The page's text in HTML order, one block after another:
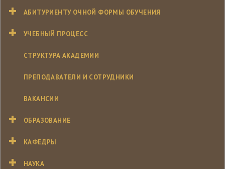
АБИТУРИЕНТУ ОЧНОЙ ФОРМЫ ОБУЧЕНИЯ
УЧЕБНЫЙ ПРОЦЕСС
СТРУКТУРА АКАДЕМИИ
ПРЕПОДАВАТЕЛИ И СОТРУДНИКИ
ВАКАНСИИ
ОБРАЗОВАНИЕ
КАФЕДРЫ
НАУКА